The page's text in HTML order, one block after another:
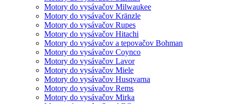
Motory do vysávačov Milwaukee
Motory do vysávačov Kränzle
Motory do vysávačov Rupes
Motory do vysávačov Hitachi
Motory do vysávačov a tepovačov Bohman
Motory do vysávačov Coynco
Motory do vysávačov Lavor
Motory do vysávačov Miele
Motory do vysávačov Husqvarna
Motory do vysávačov Rems
Motory do vysávačov Mirka